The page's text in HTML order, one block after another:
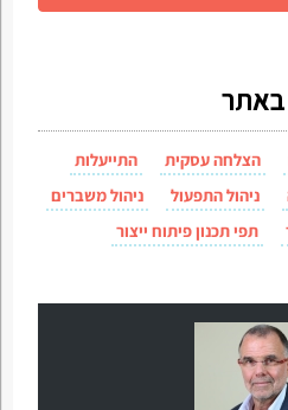
באתר
הצלחה עסקית
התייעלות
ניהול התפעול
ניהול משברים
תפי תכנון פיתוח ייצור